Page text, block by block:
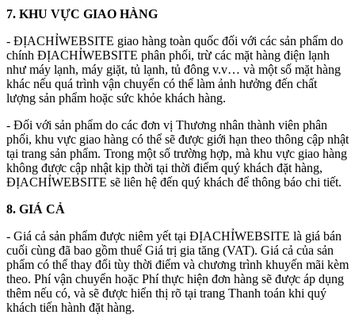
7. KHU VỰC GIAO HÀNG
- ĐỊACHỈWEBSITE giao hàng toàn quốc đối với các sản phẩm do
chính ĐỊACHỈWEBSITE phân phối, trừ các mặt hàng điện lạnh
như máy lạnh, máy giặt, tủ lạnh, tủ đông v.v… và một số mặt hàng
khác nếu quá trình vận chuyển có thể làm ảnh hưởng đến chất
lượng sản phẩm hoặc sức khỏe khách hàng.
- Đối với sản phẩm do các đơn vị Thương nhân thành viên phân
phối, khu vực giao hàng có thể sẽ được giới hạn theo thông cập nhật
tại trang sản phẩm. Trong một số trường hợp, mà khu vực giao hàng
không được cập nhật kịp thời tại thời điểm quý khách đặt hàng,
ĐỊACHỈWEBSITE sẽ liên hệ đến quý khách để thông báo chi tiết.
8. GIÁ CẢ
- Giá cả sản phẩm được niêm yết tại ĐỊACHỈWEBSITE là giá bán
cuối cùng đã bao gồm thuế Giá trị gia tăng (VAT). Giá cả của sản
phẩm có thể thay đổi tùy thời điểm và chương trình khuyến mãi kèm
theo. Phí vận chuyển hoặc Phí thực hiện đơn hàng sẽ được áp dụng
thêm nếu có, và sẽ được hiển thị rõ tại trang Thanh toán khi quý
khách tiến hành đặt hàng.